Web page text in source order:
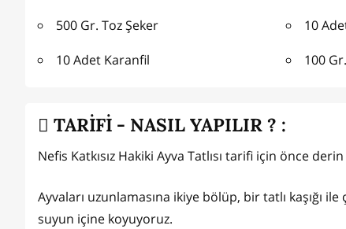
500 Gr. Toz Şeker
10 Adet Karanfil
10
100
TARİFİ - NASIL YAPILIR ? :
Nefis Katkısız Hakiki Ayva Tatlısı tarifi için önce
Ayvaları uzunlamasına ikiye bölüp, bir tatlı kaşığı
suyun içine koyuyoruz.